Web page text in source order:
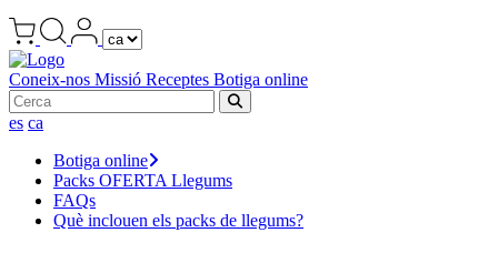
Coneix-nos Missió Receptes Botiga online
es ca
Botiga online
Packs OFERTA Llegums
FAQs
Què inclouen els packs de llegums?